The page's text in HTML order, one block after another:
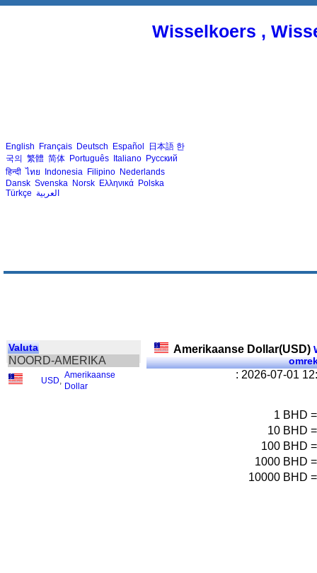
Wisselkoers ,
English Français Deutsch Español 日本語 한
국의 繁體 简体 Português Italiano Русский
हिन्दी ไทย Indonesia Filipino Nederlands
Dansk Svenska Norsk Ελληνικά Polska
Türkçe العربية
Valuta
NOORD-AMERIKA
USD
Amerikaanse
Dollar
Amerikaanse Dollar(USD)
: 2026-07-01
1 BHD =
10 BHD =
100 BHD =
1000 BHD =
10000 BHD =